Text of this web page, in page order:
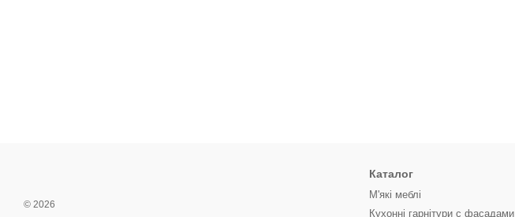
© 2026
Каталог
М'які меблі
Кухонні гарнітури с фасадами